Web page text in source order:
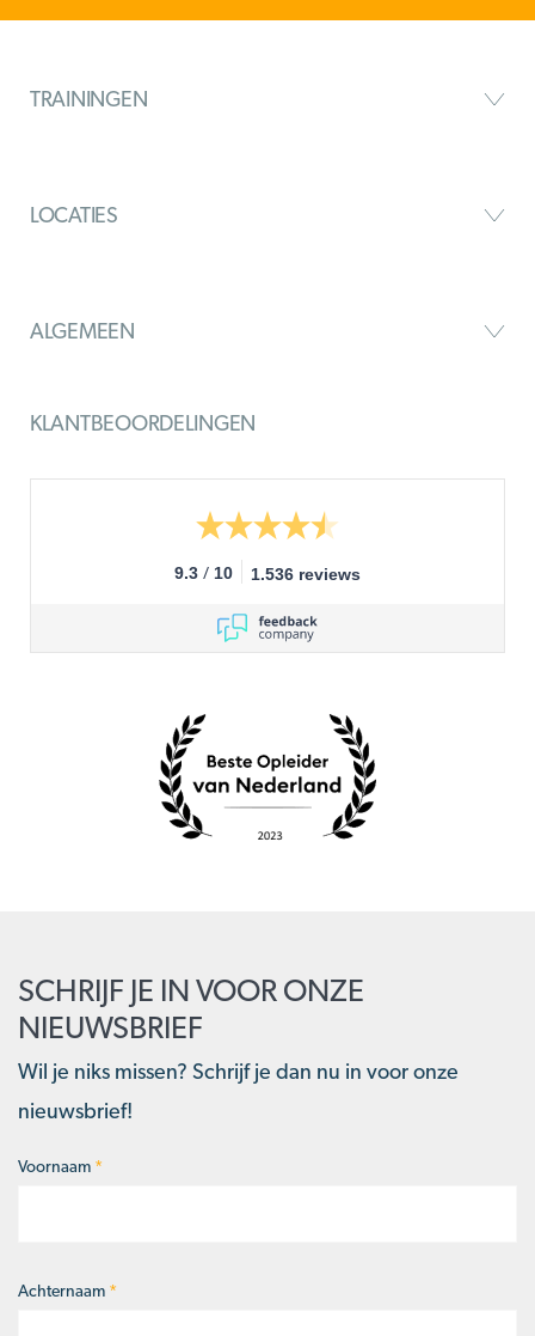
TRAININGEN
LOCATIES
ALGEMEEN
KLANTBEOORDELINGEN
9.3 / 10 1.536 reviews
SCHRIJF JE IN VOOR ONZE
NIEUWSBRIEF
Wil je niks missen? Schrijf je dan nu in voor onze
nieuwsbrief!
Naam*
Voornaam *
Achternaam *